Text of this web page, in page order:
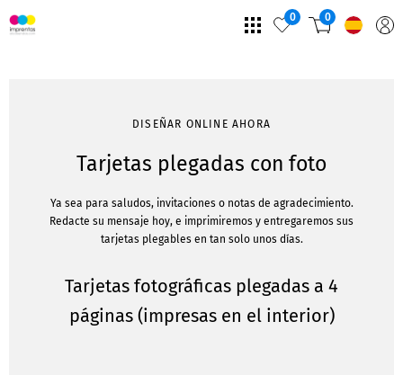
0 0
DISEÑAR ONLINE AHORA
Tarjetas plegadas con foto
Ya sea para saludos, invitaciones o notas de agradecimiento.
Redacte su mensaje hoy, e imprimiremos y entregaremos sus
tarjetas plegables en tan solo unos días.
Tarjetas fotográficas plegadas a 4
páginas (impresas en el interior)